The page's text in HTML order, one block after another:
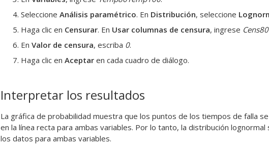
Seleccione Análisis paramétrico. En Distribución, seleccione
Haga clic en Censurar. En Usar columnas de censura, ingrese Cens80
En Valor de censura, escriba 0.
Haga clic en Aceptar en cada cuadro de diálogo.
Interpretar los resultados
La gráfica de probabilidad muestra que los puntos de los tiempos de falla
en la línea recta para ambas variables. Por lo tanto, la distribución
los datos para ambas variables.